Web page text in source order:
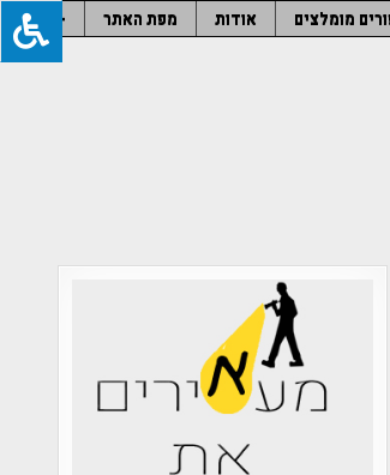
מומלצים אודות מפת האתר –